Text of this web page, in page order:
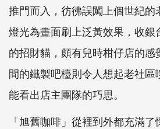
推門而入，彷彿誤闖上個世紀
燈光為畫面刷上泛黃效果，收
的招財貓，頗有兒時柑仔店的
間的鐵製吧檯則令人想起老社
能看出店主團隊的巧思。
「旭舊咖啡」從裡到外都充滿